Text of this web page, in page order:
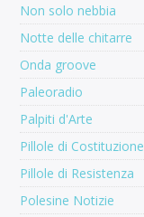
Non solo nebbia
Notte delle chitarre
Onda groove
Paleoradio
Palpiti d'Arte
Pillole di Costituzione
Pillole di Resistenza
Polesine Notizie